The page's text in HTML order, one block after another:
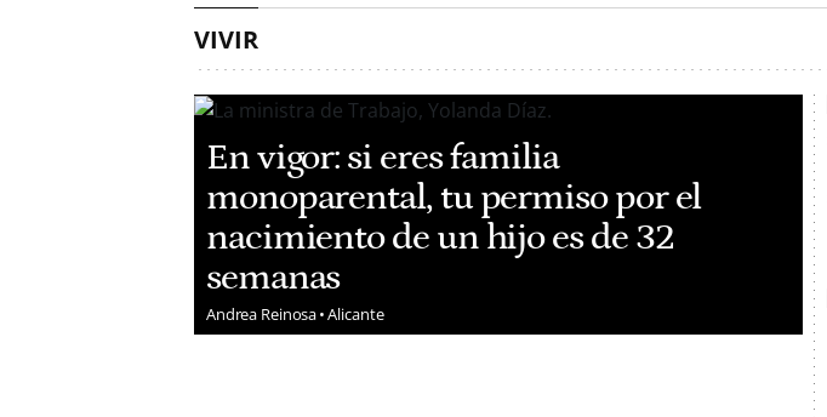
VIVIR
En vigor: si eres familia
monoparental, tu permiso por el
nacimiento de un hijo es de 32
semanas
Andrea Reinosa Alicante